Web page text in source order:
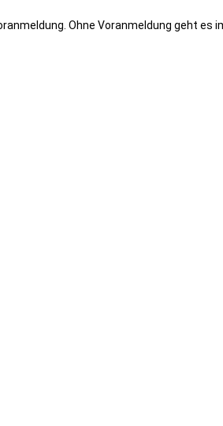
Ohne Voranmeldung geht es